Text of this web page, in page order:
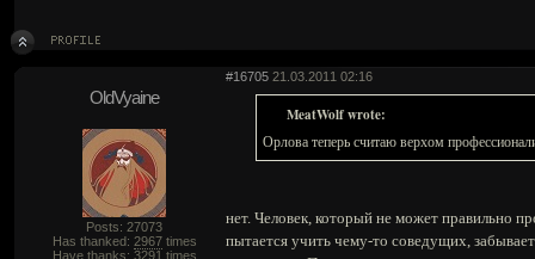
#16705 21.03.2011 02:16
OldVyaine
Posts: 27073
Has thanked: 2967times
Have thanks: 3291 times
MeatWolf wrote:
Орлова теперь считаю верхом
нет. Человек, который не может правильно
пытается учить чему-то соведущих,